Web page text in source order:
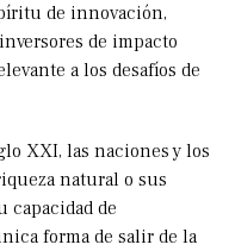
de innovación,
de impacto
a los desafíos de
XXI, las naciones y los
natural o sus
capacidad de
forma de salir de la